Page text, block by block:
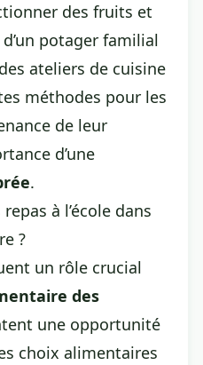
des fruits et
potager familial
ateliers de cuisine
méthodes pour les
de leur
d’une
.
à l’école dans
?
un rôle crucial
des
une opportunité
choix alimentaires